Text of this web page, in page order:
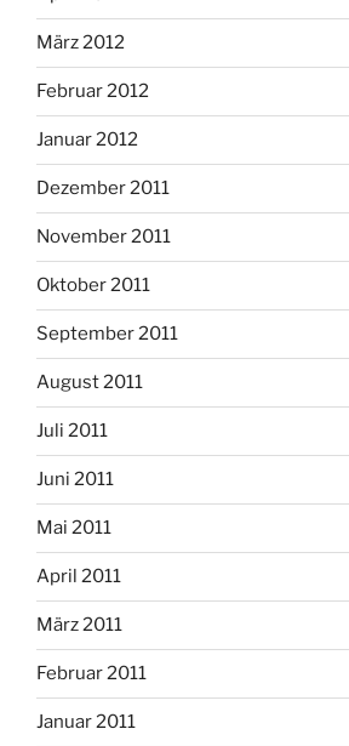
März 2012
Februar 2012
Januar 2012
Dezember 2011
November 2011
Oktober 2011
September 2011
August 2011
Juli 2011
Juni 2011
Mai 2011
April 2011
März 2011
Februar 2011
Januar 2011